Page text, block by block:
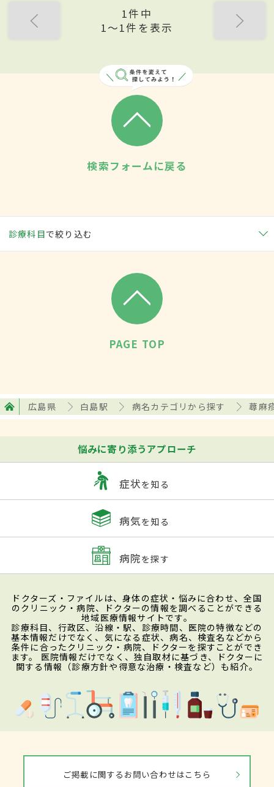
1件中
1〜1件を表示
検索フォームに戻る
診療科目で絞り込む
PAGE TOP
広島県 白島駅 病名カテゴリから探す 蕁麻
悩みに寄り添うアプローチ
症状を知る
病気を知る
病院を探す
ドクターズ・ファイルは、身体の症状・悩みに合わせ、全国
のクリニック・病院、ドクターの情報を調べることができる
地域医療情報サイトです。
診療科目、行政区、沿線・駅、診療時間、医院の特徴などの
基本情報だけでなく、気になる症状、病名、検査名などから
条件に合ったクリニック・病院、ドクターを探すことができ
ます。 医院情報だけでなく、独自取材に基づき、ドクターに
関する情報（診療方針や得意な治療・検査など）も紹介。
ご掲載に関するお問い合わせはこちら